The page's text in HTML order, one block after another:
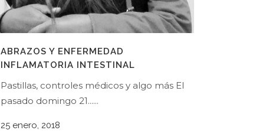
ABRAZOS Y ENFERMEDAD
INFLAMATORIA INTESTINAL
Pastillas, controles médicos y algo más El
pasado domingo 21......
25 enero, 2018